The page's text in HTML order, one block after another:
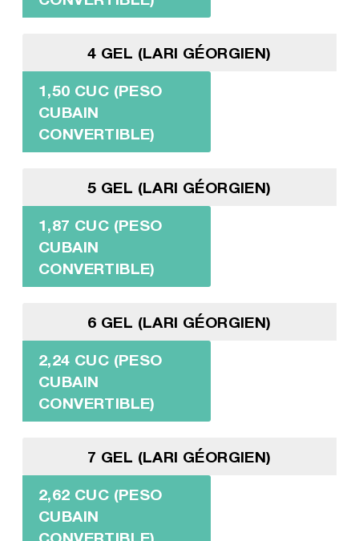
4 GEL (LARI GÉORGIEN)
1,50 CUC (PESO
CUBAIN
CONVERTIBLE)
5 GEL (LARI GÉORGIEN)
1,87 CUC (PESO
CUBAIN
CONVERTIBLE)
6 GEL (LARI GÉORGIEN)
2,24 CUC (PESO
CUBAIN
CONVERTIBLE)
7 GEL (LARI GÉORGIEN)
2,62 CUC (PESO
CUBAIN
CONVERTIBLE)